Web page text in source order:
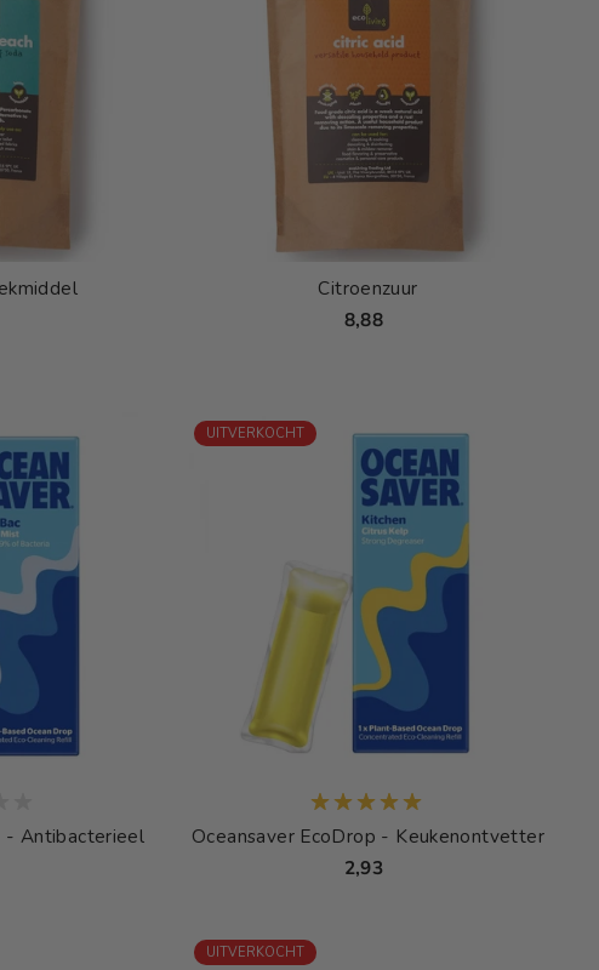
Citroenzuur
8,88
- Antibacterieel
UITVERKOCHT
Oceansaver EcoDrop - Keukenontvetter
2,93
UITVERKOCHT